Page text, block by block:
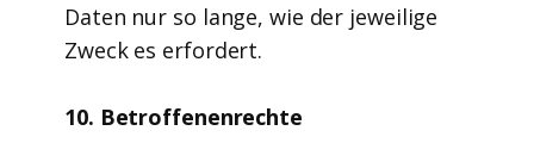
Daten nur so lange, wie der jeweilige
Zweck es erfordert.
10. Betroffenenrechte